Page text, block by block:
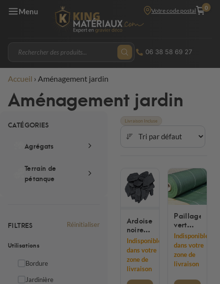
Menu Votre code postal 0
06 38 58 69 27
Accueil › Aménagement jardin
Aménagement jardin
CATÉGORIES
Agrégats
Terrain de
pétanque
FILTRES Réinitialiser
Utilisations
Bordure
Jardinière
Livraison Incluse
Ardoise
noire
30/70mm
-
remplace
20/60
mm
Indisponible
dans votre
zone de
livraison
Paillage
vert
90GR
1.05MX25M
Indisponible
dans votre
zone de
livraison